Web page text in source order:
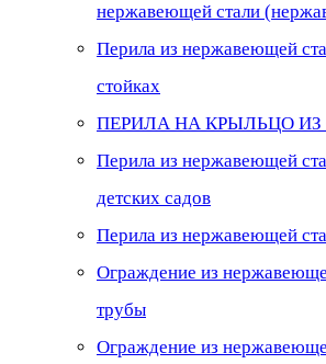
нержавеющей стали
Перила из нержавеющей
стойках
ПЕРИЛА НА КРЫЛЬЦО ИЗ
Перила из нержавеющей
детских садов
Перила из нержавеющей
Ограждение из
трубы
Ограждение из